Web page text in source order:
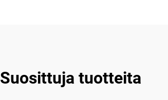
Suosittuja tuotteita